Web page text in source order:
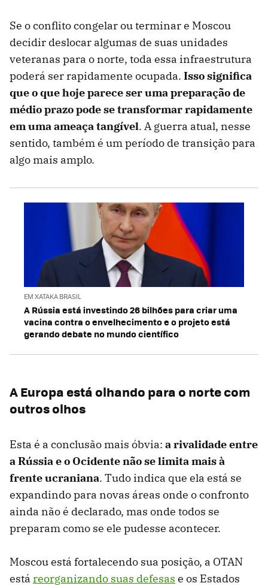
Se o conflito congelar ou terminar e Moscou
decidir deslocar algumas de suas unidades
veteranas para o norte, toda essa infraestrutura
poderá ser rapidamente ocupada. Isso significa
que o que hoje parece ser uma preparação de
médio prazo pode se transformar rapidamente
em uma ameaça tangível. A guerra atual, nesse
sentido, também é um período de transição para
algo mais amplo.
EM XATAKA BRASIL
A Rússia está investindo 26 bilhões para criar uma
vacina contra o envelhecimento e o projeto está
gerando debate no mundo científico
A Europa está olhando para o norte com
outros olhos
Esta é a conclusão mais óbvia: a rivalidade entre
a Rússia e o Ocidente não se limita mais à
frente ucraniana. Tudo indica que ela está se
expandindo para novas áreas onde o confronto
ainda não é declarado, mas onde todos se
preparam como se ele pudesse acontecer.
Moscou está fortalecendo sua posição, a OTAN
está reorganizando suas defesas e os Estados